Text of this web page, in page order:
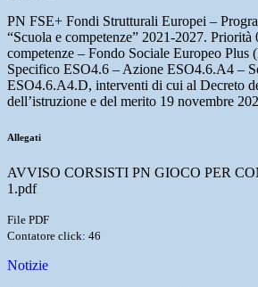
PN FSE+ Fondi Strutturali Europei –
“Scuola e competenze” 2021-2027. Priorità
competenze – Fondo Sociale Europeo Plus
Specifico ESO4.6 – Azione ESO4.6.A4 –
ESO4.6.A4.D, interventi di cui al Decreto
dell’istruzione e del merito 19 novembre
Allegati
AVVISO CORSISTI PN GIOCO PER
1.pdf
File PDF
Contatore click: 46
Notizie